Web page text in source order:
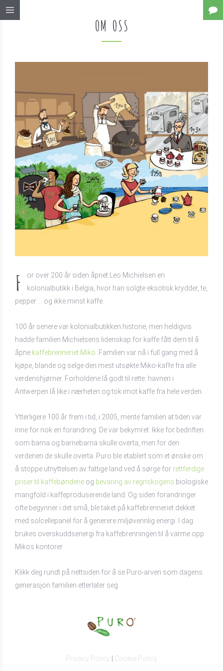
OM OSS
F
or over 200 år siden åpnet Leo Michielsen en
kolonialbutikk i Belgia, hvor han solgte eksotisk krydder, te,
pepper … og ikke minst kaffe.
100 år senere var kolonialbutikken historie, men heldigvis
hadde familien Michielsens lidenskap for kaffe fått dem til å
åpne kaffebrenneriet Miko . Familien var nå i full gang med å
kjøpe, blande og selge den mest utsøkte Miko-kaffe fra alle
verdenshjørner. Forholdene lå godt til rette: havnen i
Antwerpen lå like i nærheten og tok imot kaffe fra hele verden.
Ytterligere 100 år frem i tid, i 2005, mente familien at tiden var
inne for nok en forandring. De var bekymret. Ikke for bedriften
som barna og barnebarna skulle overta, men for den
verdenen de skulle overta. Puro ble etablert som et ønske om
å stoppe utnyttelsen av fattige land ved å sørge for rettferdige
priser til kaffebøndene og bevaring av regnskogens biologiske
mangfold i kaffeproduserende land. Og siden forandringer
ofte begynner i det små, ble taket på kaffebrenneriet dekket
med solcellepanel for å generere miljøvennlig energi. I dag
brukes overskuddsenergi fra kaffebrenningen til å varme opp
Mikos kontorer.
Klikk deg rundt på nettsiden for å se Puro-arven som dagens
generasjon familien etterlater seg.
Privacy Policy Cookie Policy